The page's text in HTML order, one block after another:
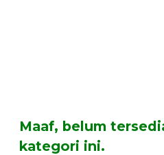
Maaf, belum
kategori ini.